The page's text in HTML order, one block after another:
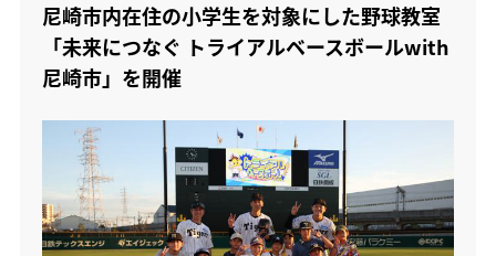
尼崎市内在住の小学生を対象にした野球教室
「未来につなぐ トライアルベースボールwith
尼崎市」を開催